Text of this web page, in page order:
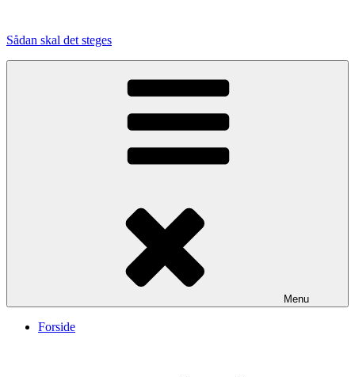
indhold
Sådan skal det steges
Menu
Forside